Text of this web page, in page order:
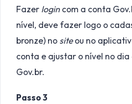
Fazer login com a conta
nível, deve fazer logo o
bronze) no siteou no
conta e ajustar o nível no
Gov.br.
Passo 3